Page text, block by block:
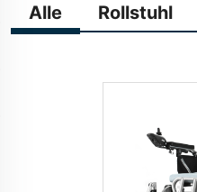
Alle Rollstuhl